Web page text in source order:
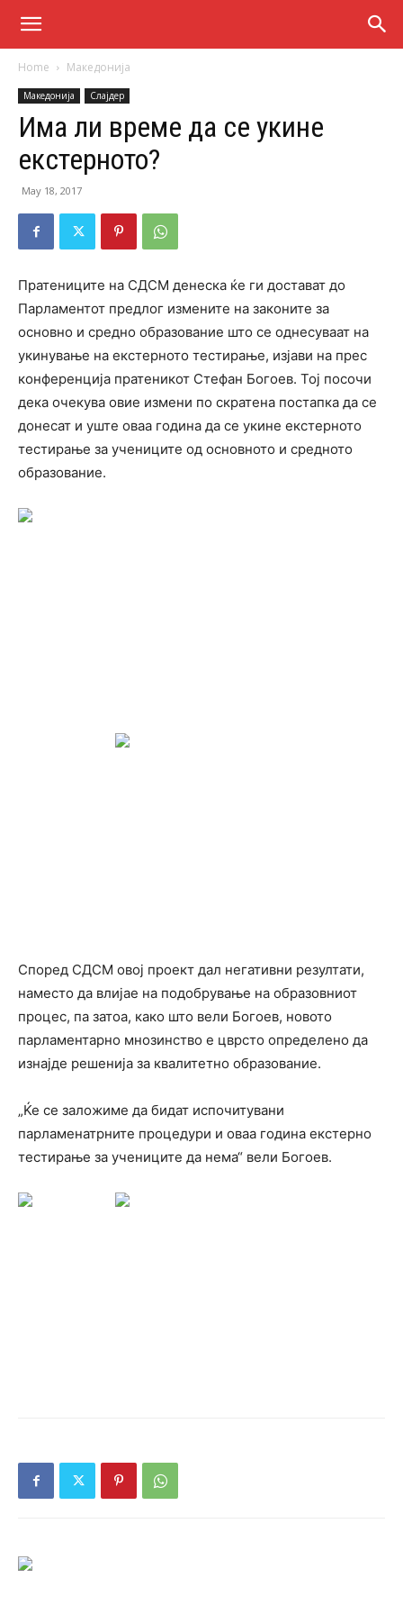
Home Македонија
Македонија Слајдер
Има ли време да се укине
екстерното?
May 18, 2017
Пратениците на СДСМ денеска ќе ги достават до
Парламентот предлог измените на законите за
основно и средно образование што се однесуваат на
укинување на екстерното тестирање, изјави на прес
конференција пратеникот Стефан Богоев. Тој посочи
дека очекува овие измени по скратена постапка да се
донесат и уште оваа година да се укине екстерното
тестирање за учениците од основното и средното
образование.
Според СДСМ овој проект дал негативни резултати,
наместо да влијае на подобрување на образовниот
процес, па затоа, како што вели Богоев, новото
парламентарно мнозинство е цврсто определено да
изнајде решенија за квалитетно образование.
„Ќе се заложиме да бидат испочитувани
парламенатрните процедури и оваа година екстерно
тестирање за учениците да нема“ вели Богоев.